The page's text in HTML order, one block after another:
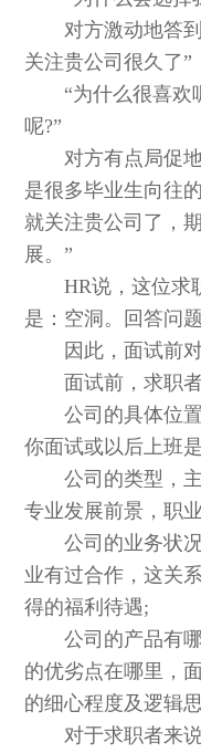
对方激动地答到
关注贵公司很久了”
“为什么很喜欢
呢?”
对方有点局促地
是很多毕业生向往
就关注贵公司了，
展。”
HR说，这位求
是：空洞。回答问
因此，面试前对
面试前，求职者
公司的具体位置
你面试或以后上班
公司的类型，主
专业发展前景，职
公司的业务状况
业有过合作，这关
得的福利待遇;
公司的产品有哪
的优劣点在哪里，
的细心程度及逻辑
对于求职者来说